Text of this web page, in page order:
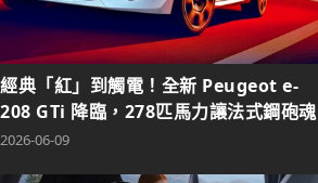
經典「紅」到觸電！全新 Peugeot e-
208 GTi 降臨，278匹馬力讓法式鋼砲魂
再度燃燒！
2026-06-09